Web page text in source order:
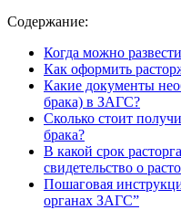
Содержание:
Когда можно
Как оформить
Какие документы
брака) в ЗАГС?
Сколько стоит
брака?
В какой срок
свидетельство о
Пошаговая
органах ЗАГС”